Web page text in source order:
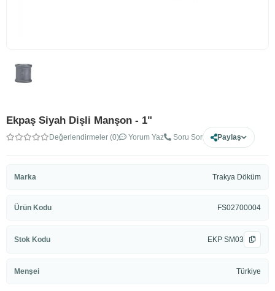
Ekpaş Siyah Dişli Manşon - 1"
Değerlendirmeler (0) Yorum Yaz Soru Sor Paylaş
Marka Trakya Döküm
Ürün Kodu FS02700004
Stok Kodu EKP SM03
Menşei Türkiye